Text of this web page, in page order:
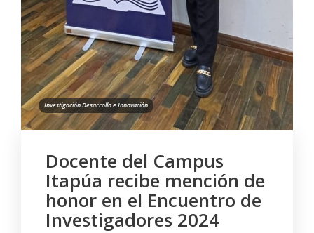
Investigación Desarrollo e Innovación
Docente del Campus
Itapúa recibe mención de
honor en el Encuentro de
Investigadores 2024